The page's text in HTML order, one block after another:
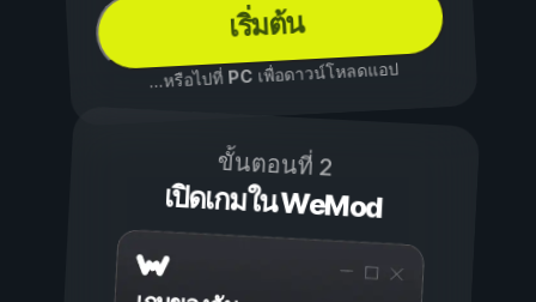
เริ่มต้น
...หรือไปที่ PCเพื่อดาวน์โหลดแอป
ขั้นตอนที่ 2
เปิดเกมใน WeMod